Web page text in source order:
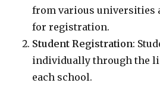
from various universities
for registration.
Student Registration:
individually through the
each school.